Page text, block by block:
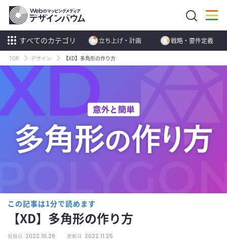
すべてのカテゴリ 立ち上げ・計画 戦略・要件定義
TOP デザイン 【XD】多角形の作り方
この記事は1分で読めます
【XD】多角形の作り方
投稿日 2022.10.28 更新日 2022.11.25